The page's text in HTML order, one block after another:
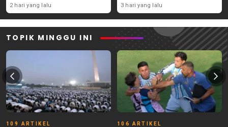
2 hari yang lalu 3 hari yang lalu
TOPIK MINGGU INI
109 ARTIKEL 106 ARTIKEL